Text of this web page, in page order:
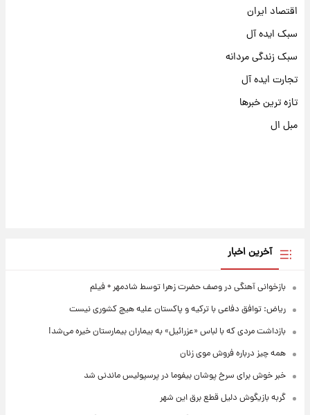
اقتصاد ایران
سبک ایده آل
سبک زندگی مردانه
تجارت ایده آل
تازه ترین خبرها
مبل ال
آخرین اخبار
بازخوانی آهنگی در وصف حضرت زهرا توسط شادمهر + فیلم
ریاض: توافق دفاعی با ترکیه و پاکستان علیه هیچ کشوری نیست
بازداشت مردی که با لباس «عزرائیل» به بیماران بیمارستان خیره می‌شد!
همه چیز درباره فروش موی زنان
خبر خوش برای سرخ پوشان بیفوما در پرسپولیس ماندنی شد
گربه بازیگوش دلیل قطع برق این شهر